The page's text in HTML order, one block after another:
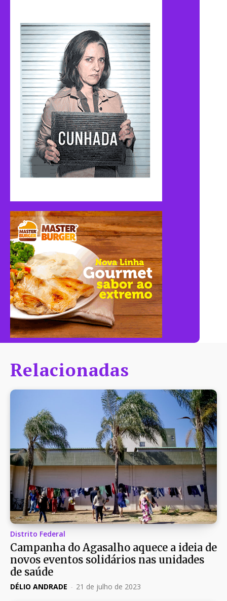
Relacionadas
Distrito Federal
Campanha do Agasalho aquece a ideia de
novos eventos solidários nas unidades
de saúde
DÉLIO ANDRADE - 21 de julho de 2023